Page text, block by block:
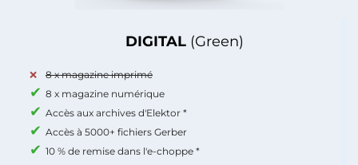
DIGITAL (Green)
8 x magazine imprimé
8 x magazine numérique
Accès aux archives d'Elektor *
Accès à 5000+ fichiers Gerber
10 % de remise dans l'e-choppe *